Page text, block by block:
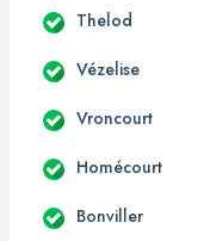
Thelod
Vézelise
Vroncourt
Homécourt
Bonviller